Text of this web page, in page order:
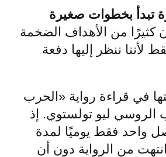
تبدأ بخطوات صغيرة
كثيرًا من الأهداف الضخمة
لأننا ننظر إليها دفعة
في قراءة رواية «الحرب
الروسي ليو تولستوي. إذ
واحد فقط يوميًا لمدة
من الرواية دون أن